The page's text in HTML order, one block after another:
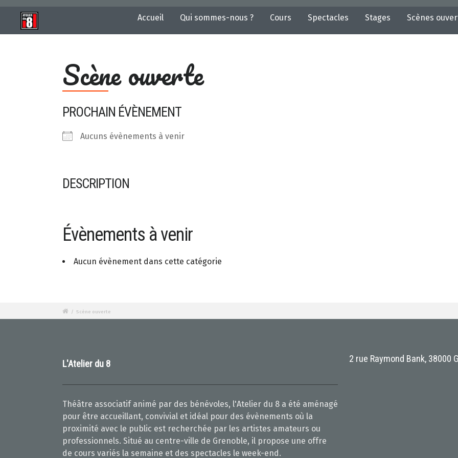
Accueil Qui sommes-nous ? Cours Spectacles Stages Scènes
Scène ouverte
PROCHAIN ÉVÈNEMENT
Aucuns évènements à venir
DESCRIPTION
Évènements à venir
Aucun évènement dans cette catégorie
/ Scène ouverte
L'Atelier du 8
Théâtre associatif animé par des bénévoles, l'Atelier du 8 a été aménagé
pour être accueillant, convivial et idéal pour des évènements où la
proximité avec le public est recherchée par les artistes amateurs ou
professionnels. Situé au centre-ville de Grenoble, il propose une offre
de cours variés la semaine et des spectacles le week-end.
2 rue Raymond Bank, 38000